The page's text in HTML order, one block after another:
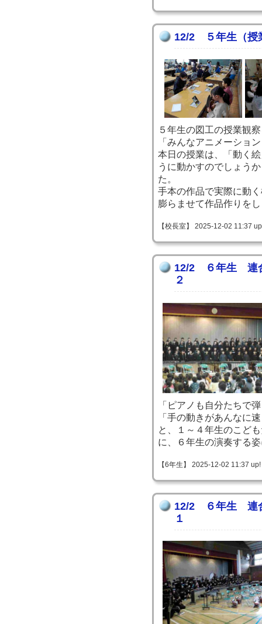
12/2 ５年生（授
５年生の図工の授業観
「みんなアニメーショ
本日の授業は、「動く
うに動かすのでしょう
た。
手本の作品で実際に動
膨らませて作品作りを
【校長室】 2025-12-02 11:37
12/2 ６年生 連
２
「ピアノも自分たちで
「手の動きがあんなに
と、１～４年生のこど
に、６年生の演奏する
【6年生】 2025-12-02 11:37 up!
12/2 ６年生 連
１